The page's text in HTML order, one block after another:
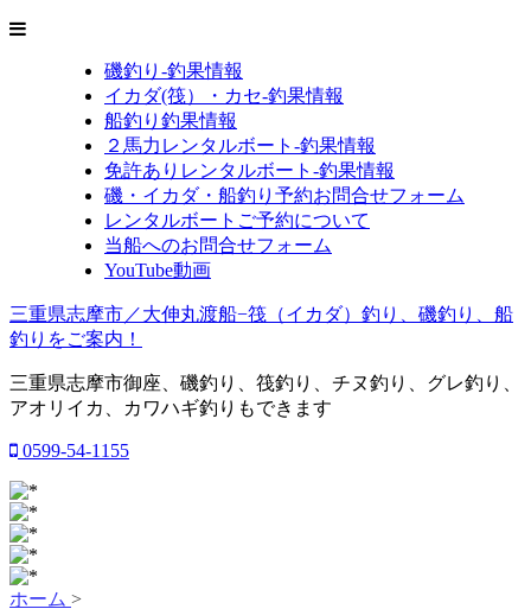
磯釣り-釣果情報
イカダ(筏）・カセ-釣果情報
船釣り釣果情報
２馬力レンタルボート-釣果情報
免許ありレンタルボート-釣果情報
磯・イカダ・船釣り予約お問合せフォーム
レンタルボートご予約について
当船へのお問合せフォーム
YouTube動画
三重県志摩市／大伸丸渡船−筏（イカダ）釣り、磯釣り、船
釣りをご案内！
三重県志摩市御座、磯釣り、筏釣り、チヌ釣り、グレ釣り、
アオリイカ、カワハギ釣りもできます
0599-54-1155
ホーム >